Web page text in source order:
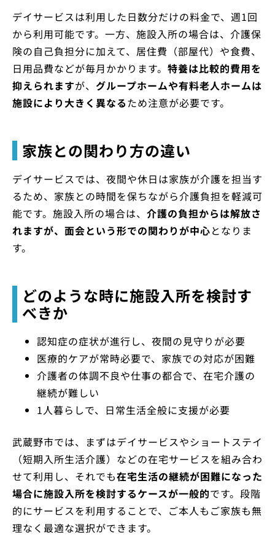
デイサービスは利用した日数分だけの料金で、週1回
から利用可能です。一方、施設入所の場合は、介護保
険の自己負担分に加えて、居住費（部屋代）や食費、
日用品費などが毎月かかります。 特養は比較的費用を
抑えられますが、 グループホームや有料老人ホームは
施設により大きく異なるため注意が必要です。
家族との関わり方の違い
デイサービスでは、夜間や休日は家族が介護を担当す
るため、家族との時間を保ちながら介護負担を軽減可
能です。施設入所の場合は、 介護の負担からは解放さ
れますが、面会という形での関わりが中心となりま
す。
どのような時に施設入所を検討す
べきか
認知症の症状が進行し、夜間の見守りが必要
医療的ケアが常時必要で、家族での対応が困難
介護者の体調不良や仕事の都合で、在宅介護の
継続が難しい
1人暮らしで、日常生活全般に支援が必要
武蔵野市では、まずはデイサービスやショートステイ
（短期入所生活介護）などの在宅サービスを組み合わ
せて利用し、それでも在宅生活の継続が困難になった
場合に施設入所を検討するケースが一般的です。段階
的にサービスを利用することで、ご本人もご家族も無
理なく最適な選択ができます。